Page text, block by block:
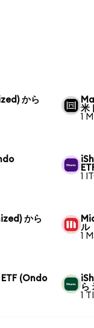
から
米
1
1
から
ル
1
(Ondo
ら
1